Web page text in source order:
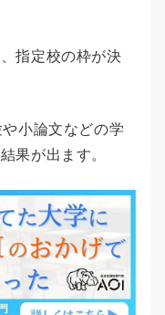
指定校の枠が決
小論文などの学
果が出ます。